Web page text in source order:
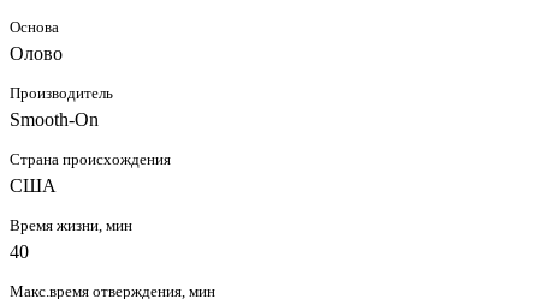
Основа
Олово
Производитель
Smooth-On
Страна происхождения
США
Время жизни, мин
40
Макс.время отверждения, мин